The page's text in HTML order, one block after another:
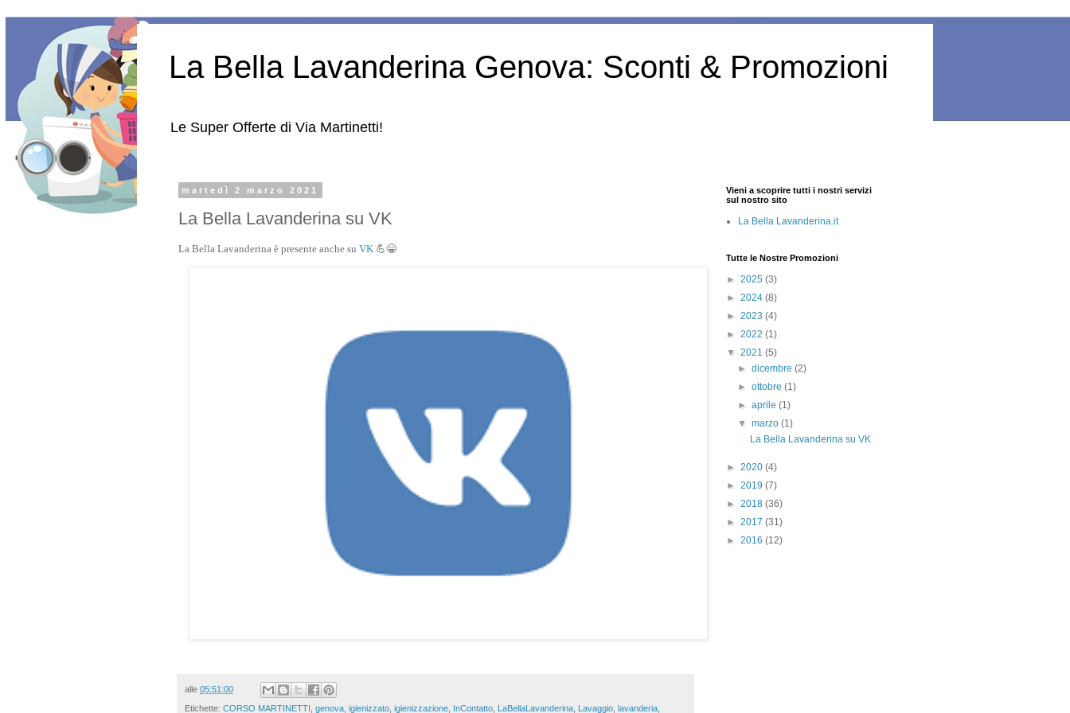
La Bella Lavanderina Genova: Sconti & Promozioni
Le Super Offerte di Via Martinetti!
martedì 2 marzo 2021
La Bella Lavanderina su VK
La Bella Lavanderina è presente anche su VK 💪😁
alle 05:51:00
Etichette: CORSO MARTINETTI genova igienizzato igienizzazione InContatto LaBellaLavanderina Lavaggio lavanderia
Vieni a scoprire tutti i nostri servizi
sul nostro sito
La Bella Lavanderina.it
Tutte le Nostre Promozioni
► 2025 (3)
► 2024 (8)
► 2023 (4)
► 2022 (1)
▼ 2021 (5)
►dicembre(2)
►ottobre(1)
►aprile(1)
▼marzo(1)
La Bella Lavanderina su VK
► 2020 (4)
► 2019 (7)
► 2018 (36)
► 2017 (31)
► 2016 (12)